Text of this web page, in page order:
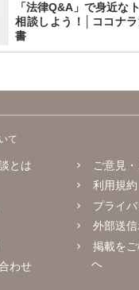
「法律Q&A」で身近な
相談しよう！│ココナ
書
て
とは
わせ
ご意見
利用規約
プライ
外部送
掲載を
へ